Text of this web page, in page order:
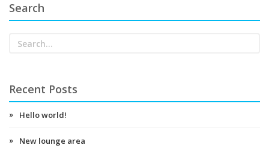
Search
Recent Posts
Hello world!
New lounge area